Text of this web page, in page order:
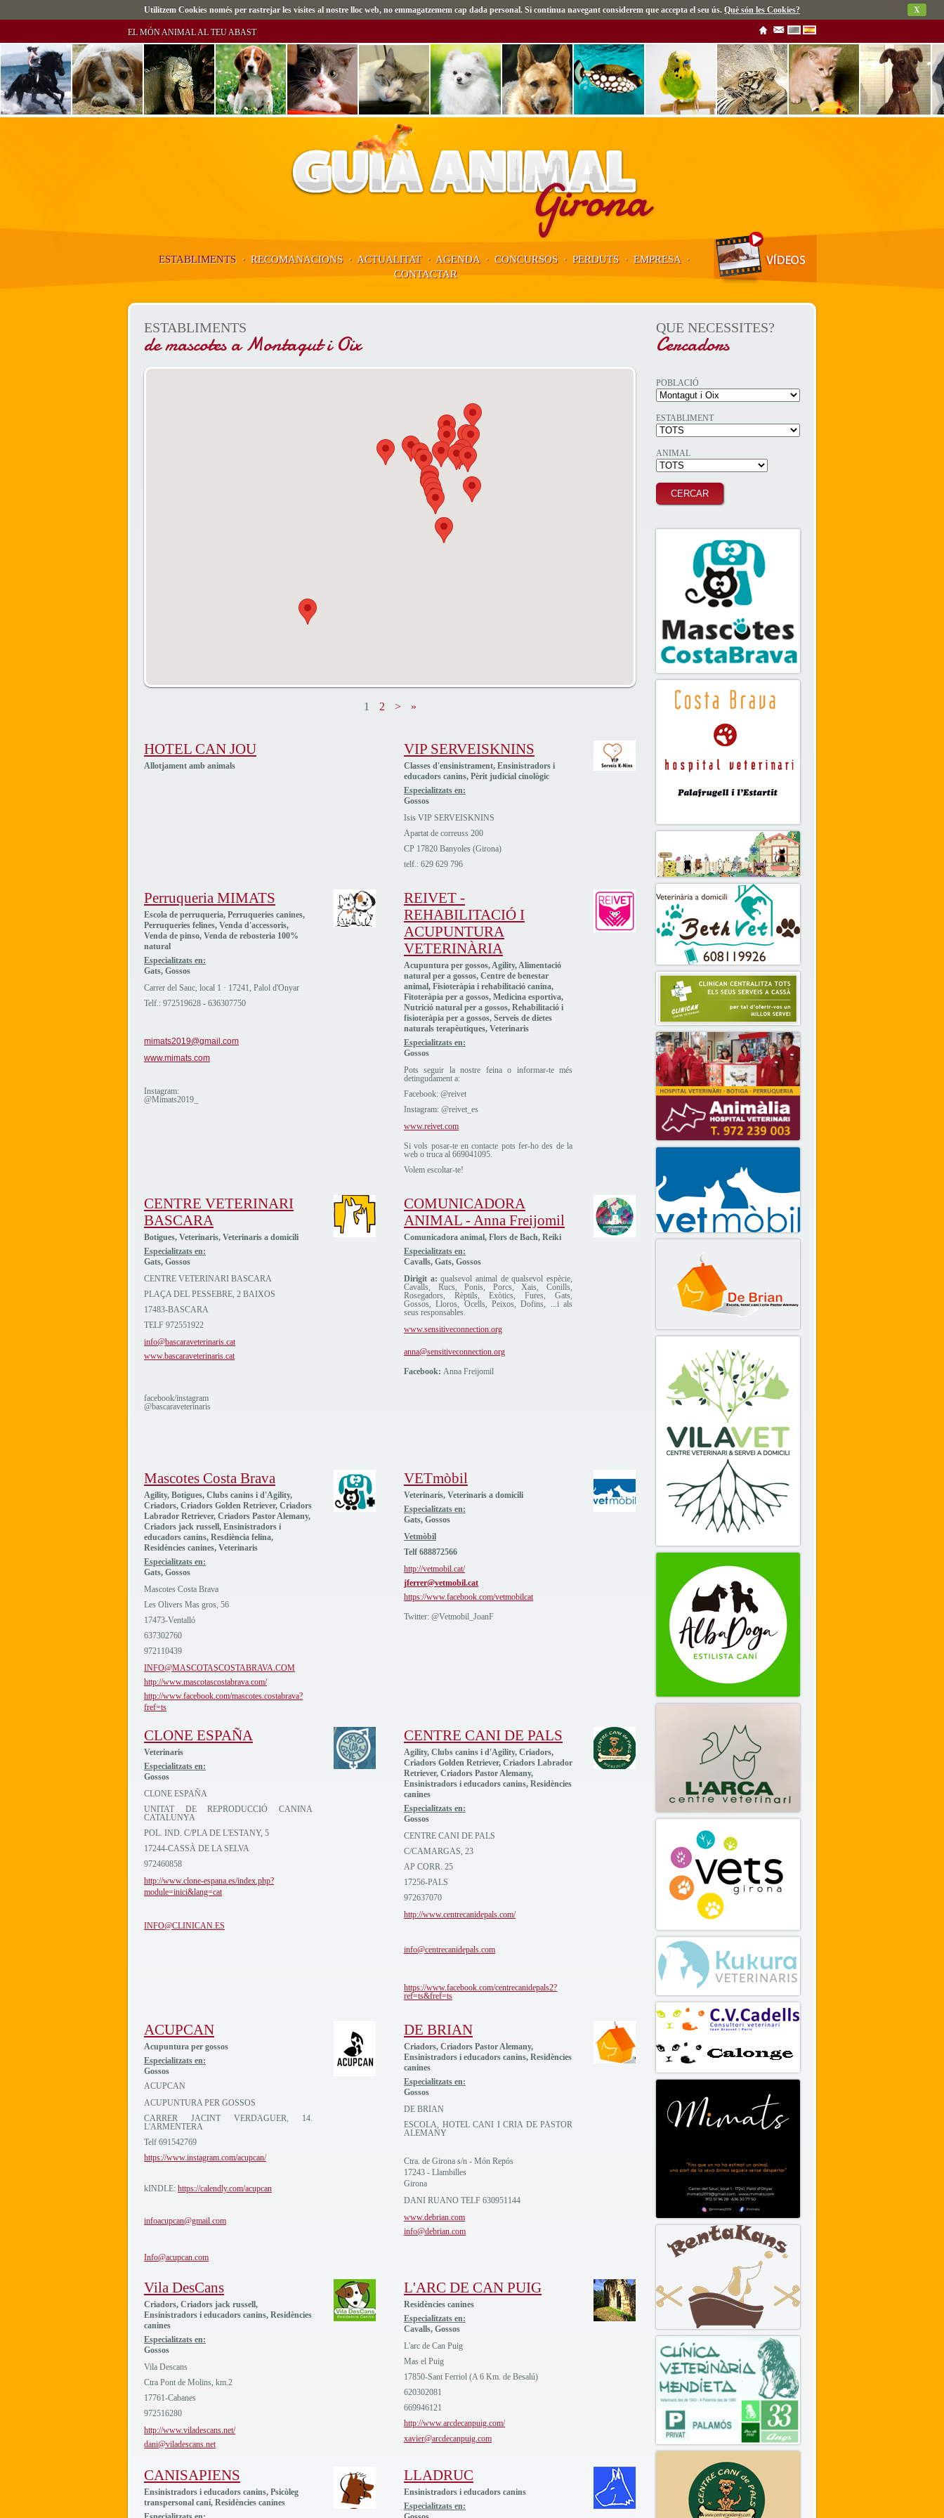
Utilitzem Cookies només per rastrejar les visites al nostre lloc web, no emmagatzemem cap dada personal. Si continua navegant considerem que accepta el seu ús. X
Què són les Cookies?
EL MÓN ANIMAL AL TEU ABAST
ESTABLIMENTS· RECOMANACIONS· ACTUALITAT· AGENDA · CONCURSOS· PERDUTS · EMPRESA ·
CONTACTAR
ESTABLIMENTS
de mascotes a Montagut i Oix
1 2 > »
HOTEL CAN JOU
Allotjament amb animals
VIP SERVEISKNINS
Classes d'ensinistrament, Ensinistradors i
educadors canins, Pèrit judicial cinològic
Especialitzats en:
Gossos
Isis VIP SERVEISKNINS
Apartat de correuss 200
CP 17820 Banyoles (Girona)
telf.: 629 629 796
Perruqueria MIMATS
Escola de perruqueria, Perruqueries canines,
Perruqueries felines, Venda d'accessoris,
Venda de pinso, Venda de rebosteria 100%
natural
Especialitzats en:
Gats, Gossos
Carrer del Sauc, local 1 · 17241, Palol d'Onyar
Telf.: 972519628 - 636307750
mimats2019@gmail.com
www.mimats.com
Instagram:
@Mimats2019_
REIVET -
REHABILITACIÓ I
ACUPUNTURA
VETERINÀRIA
Acupuntura per gossos, Agility, Alimentació
natural per a gossos, Centre de benestar
animal, Fisioteràpia i rehabilitació canina,
Fitoteràpia per a gossos, Medicina esportiva,
Nutrició natural per a gossos, Rehabilitació i
fisioteràpia per a gossos, Serveis de dietes
naturals terapèutiques, Veterinaris
Especialitzats en:
Gossos
Pots seguir la nostre feina o informar-te més
detingudament a:
Facebook: @reivet
Instagram: @reivet_es
www.reivet.com
Si vols posar-te en contacte pots fer-ho des de la
web o truca al 669041095.
Volem escoltar-te!
CENTRE VETERINARI
BASCARA
Botigues, Veterinaris, Veterinaris a domicili
Especialitzats en:
Gats, Gossos
CENTRE VETERINARI BASCARA
PLAÇA DEL PESSEBRE, 2 BAIXOS
17483-BASCARA
TELF 972551922
info@bascaraveterinaris.cat
www.bascaraveterinaris.cat
facebook/instagram
@bascaraveterinaris
COMUNICADORA
ANIMAL - Anna Freijomil
Comunicadora animal, Flors de Bach, Reiki
Especialitzats en:
Cavalls, Gats, Gossos
Dirigit a: qualsevol animal de qualsevol espècie,
Cavalls, Rucs, Ponis, Porcs, Xais, Conills,
Rosegadors, Rèptils, Exòtics, Fures, Gats,
Gossos, Lloros, Ocells, Peixos, Dofins, ...i als
seus responsables.
www.sensitiveconnection.org
anna@sensitiveconnection.org
Facebook: Anna Freijomil
Mascotes Costa Brava
Agility, Botigues, Clubs canins i d'Agility,
Criadors, Criadors Golden Retriever, Criadors
Labrador Retriever, Criadors Pastor Alemany,
Criadors jack russell, Ensinistradors i
educadors canins, Resdiència felina,
Residències canines, Veterinaris
Especialitzats en:
Gats, Gossos
Mascotes Costa Brava
Les Olivers Mas gros, 56
17473-Ventalló
637302760
972110439
INFO@MASCOTASCOSTABRAVA.COM
http://www.mascotascostabrava.com/
http://www.facebook.com/mascotes.costabrava?
fref=ts
VETmòbil
Veterinaris, Veterinaris a domicili
Especialitzats en:
Gats, Gossos
Vetmòbil
Telf 688872566
http://vetmobil.cat/
jferrer@vetmobil.cat
https://www.facebook.com/vetmobilcat
Twitter: @Vetmobil_JoanF
CLONE ESPAÑA
Veterinaris
Especialitzats en:
Gossos
CLONE ESPAÑA
UNITAT DE REPRODUCCIÓ CANINA
CATALUNYA
POL. IND. C/PLA DE L'ESTANY, 5
17244-CASSÀ DE LA SELVA
972460858
http://www.clone-espana.es/index.php?
module=inici&lang=cat
INFO@CLINICAN.ES
CENTRE CANI DE PALS
Agility, Clubs canins i d'Agility, Criadors,
Criadors Golden Retriever, Criadors Labrador
Retriever, Criadors Pastor Alemany,
Ensinistradors i educadors canins, Residències
canines
Especialitzats en:
Gossos
CENTRE CANI DE PALS
C/CAMARGAS, 23
AP CORR. 25
17256-PALS
972637070
http://www.centrecanidepals.com/
info@centrecanidepals.com
https://www.facebook.com/centrecanidepals2?
ref=ts&fref=ts
ACUPCAN
Acupuntura per gossos
Especialitzats en:
Gossos
ACUPCAN
ACUPUNTURA PER GOSSOS
CARRER JACINT VERDAGUER, 14.
L'ARMENTERA
Telf 691542769
https://www.instagram.com/acupcan/
kINDLE: https://calendly.com/acupcan
infoacupcan@gmail.com
Info@acupcan.com
DE BRIAN
Criadors, Criadors Pastor Alemany,
Ensinistradors i educadors canins, Residències
canines
Especialitzats en:
Gossos
DE BRIAN
ESCOLA, HOTEL CANI I CRIA DE PASTOR
ALEMANY
Ctra. de Girona s/n - Món Repós
17243 - Llambilles
Girona
DANI RUANO TELF 630951144
www.debrian.com
info@debrian.com
Vila DesCans
Criadors, Criadors jack russell,
Ensinistradors i educadors canins, Residències
canines
Especialitzats en:
Gossos
Vila Descans
Ctra Pont de Molins, km.2
17761-Cabanes
972516280
http://www.viladescans.net/
dani@viladescans.net
L'ARC DE CAN PUIG
Residències canines
Especialitzats en:
Cavalls, Gossos
L'arc de Can Puig
Mas el Puig
17850-Sant Ferriol (A 6 Km. de Besalú)
620302081
669946121
http://www.arcdecanpuig.com/
xavier@arcdecanpuig.com
CANISAPIENS
Ensinistradors i educadors canins, Psicòleg
transpersonal caní, Residències canines
LLADRUC
Ensinistradors i educadors canins
Especialitzats en:
QUE NECESSITES?
Cercadors
POBLACIÓ
ESTABLIMENT
ANIMAL